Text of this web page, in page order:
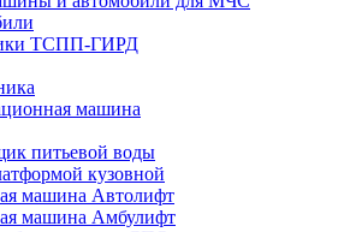
ТСПП-ГИРД
машина
питьевой воды
кузовной
машина Автолифт
машина Амбулифт